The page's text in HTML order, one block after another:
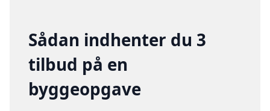
Sådan indhenter du 3
tilbud på en
byggeopgave